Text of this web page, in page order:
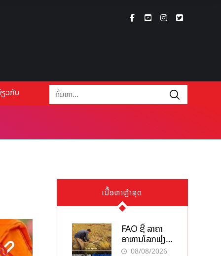
ວກັບ
ເນື້ອຫາຫຼ້າສຸດ
FAO ຊີ້ ລາຄາ
ອາຫານໂລກພຸ່ງ
ສູງສຸດໃນຮອບ 3
08/08/2026